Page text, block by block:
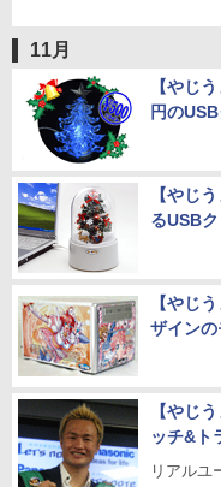
11月
【やじ
円の
【やじ
るUSB
【やじ
ザイン
【やじ
ッチ&ト
リアルユ